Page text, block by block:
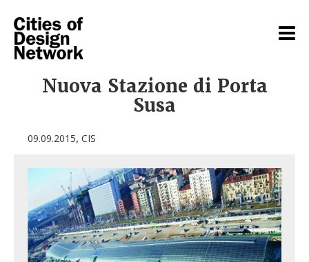
Nuova Stazione di Porta
Susa
09.09.2015, CIS